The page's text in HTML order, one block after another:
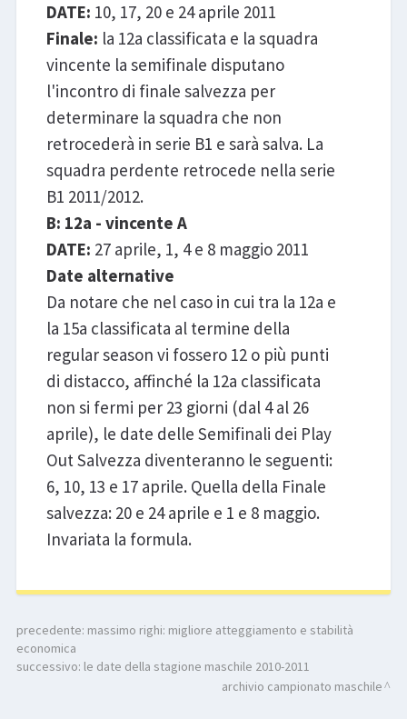
DATE: 10, 17, 20 e 24 aprile 2011
Finale: la 12a classificata e la squadra
vincente la semifinale disputano
l'incontro di finale salvezza per
determinare la squadra che non
retrocederà in serie B1 e sarà salva. La
squadra perdente retrocede nella serie
B1 2011/2012.
B: 12a - vincente A
DATE: 27 aprile, 1, 4 e 8 maggio 2011
Date alternative
Da notare che nel caso in cui tra la 12a e
la 15a classificata al termine della
regular season vi fossero 12 o più punti
di distacco, affinché la 12a classificata
non si fermi per 23 giorni (dal 4 al 26
aprile), le date delle Semifinali dei Play
Out Salvezza diventeranno le seguenti:
6, 10, 13 e 17 aprile. Quella della Finale
salvezza: 20 e 24 aprile e 1 e 8 maggio.
Invariata la formula.
precedente: massimo righi: migliore atteggiamento e stabilità
economica
successivo: le date della stagione maschile 2010-2011
archivio campionato maschile